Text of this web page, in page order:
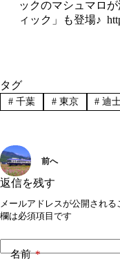
ックのマシュマロ
ィック」も登場♪
タグ
#千葉 #東京 # 迪
前へ
返信を残す
メールアドレスが公開される
欄は必須項目です
名前*